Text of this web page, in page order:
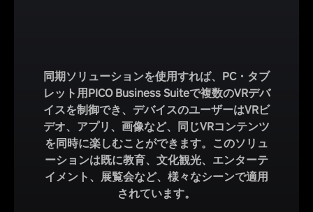
同期ソリューションを使用すれば、PC・タブ
レット用PICO Business Suiteで複数のVRデバ
イスを制御でき、デバイスのユーザーはVRビ
デオ、アプリ、画像など、同じVRコンテンツ
を同時に楽しむことができます。このソリュ
ーションは既に教育、文化観光、エンターテ
イメント、展覧会など、様々なシーンで適用
されています。